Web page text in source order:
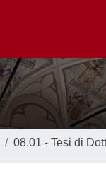
08.01 - Tesi di